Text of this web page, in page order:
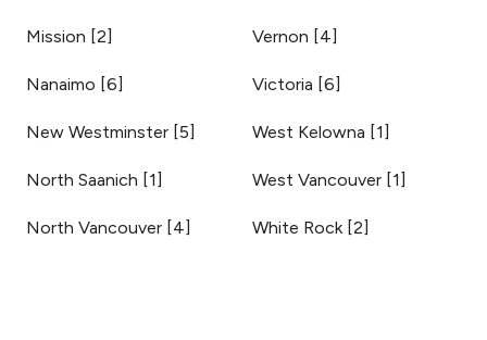
Mission [2]
Nanaimo [6]
New Westminster [5]
North Saanich [1]
North Vancouver [4]
Vernon [4]
Victoria [6]
West Kelowna [1]
West Vancouver [1]
White Rock [2]